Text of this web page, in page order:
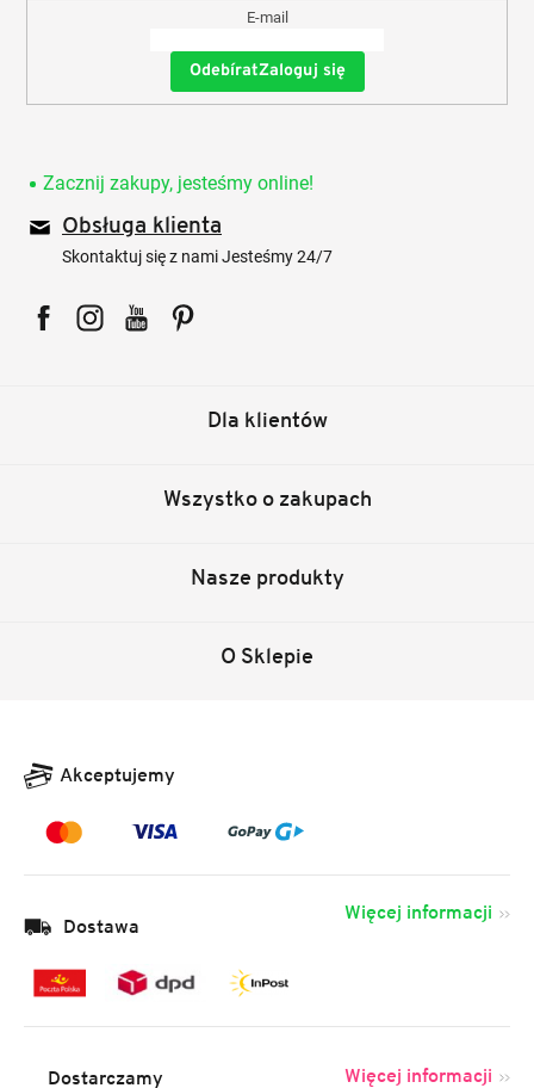
E-mail
Zaloguj się
Zacznij zakupy, jesteśmy online!
Obsługa klienta
Skontaktuj się z nami Jesteśmy 24/7
Dla klientów
Wszystko o zakupach
Nasze produkty
O Sklepie
Akceptujemy
Dostawa
Więcej informacji
Dostarczamy
Więcej informacji